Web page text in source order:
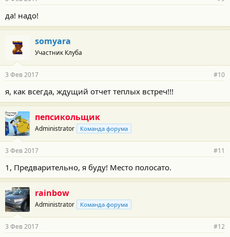
да! надо!
somyara
Участник Клуба
3 Фев 2017 #10
я, как всегда, ждущий отчет теплых встреч!!!
пепсикольщик
Administrator Команда форума
3 Фев 2017 #11
1, Предварительно, я буду! Место полосато.
rainbow
Administrator Команда форума
3 Фев 2017 #12